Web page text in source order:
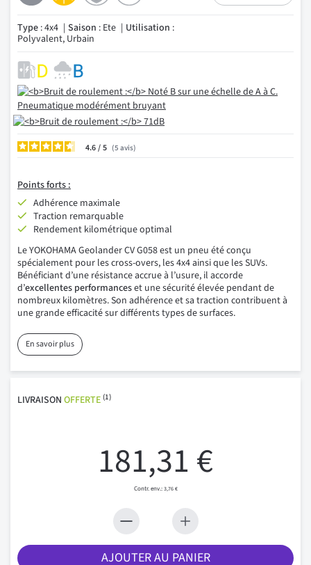
Type : 4x4 Saison : Ete Utilisation :
Polyvalent, Urbain
4.6/ 5 avis
Points forts :
Adhérence maximale
Traction remarquable
Rendement kilométrique optimal
Le YOKOHAMA Geolander CV G058 est un pneu été conçu
spécialement pour les cross-overs, les 4x4 ainsi que les SUVs.
Bénéficiant d’une résistance accrue à l’usure, il accorde
d’excellentes performanceset une sécurité élevée pendant de
nombreux kilomètres. Son adhérence et sa traction contribuent à
une grande efficacité sur différents types de surfaces.
En savoir plus
LIVRAISON OFFERTE (1)
181,31 €
3,76 €
AJOUTER AU PANIER